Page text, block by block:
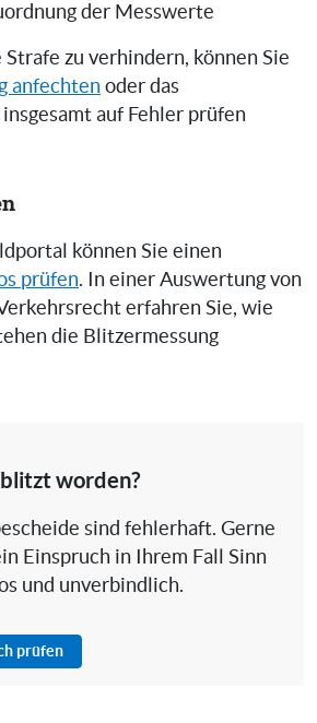
der Messwerte
zu verhindern, können Sie
anfechten oder das
auf Fehler prüfen
können Sie einen
prüfen. In einer Auswertung von
erfahren Sie, wie
die Blitzermessung
worden?
sind fehlerhaft. Gerne
Einspruch in Ihrem Fall Sinn
und unverbindlich.
prüfen